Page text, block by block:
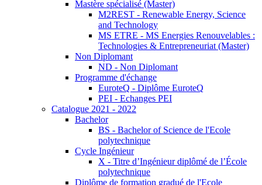
Mastère spécialisé (Master)
M2REST - Renewable Energy, Science
and Technology
MS ETRE - MS Energies Renouvelables :
Technologies & Entrepreneuriat (Master)
Non Diplomant
ND - Non Diplomant
Programme d'échange
EuroteQ - Diplôme EuroteQ
PEI - Echanges PEI
Catalogue 2021 - 2022
Bachelor
BS - Bachelor of Science de l'Ecole
polytechnique
Cycle Ingénieur
X - Titre d’Ingénieur diplômé de l’École
polytechnique
Diplôme de formation gradué de l'Ecole